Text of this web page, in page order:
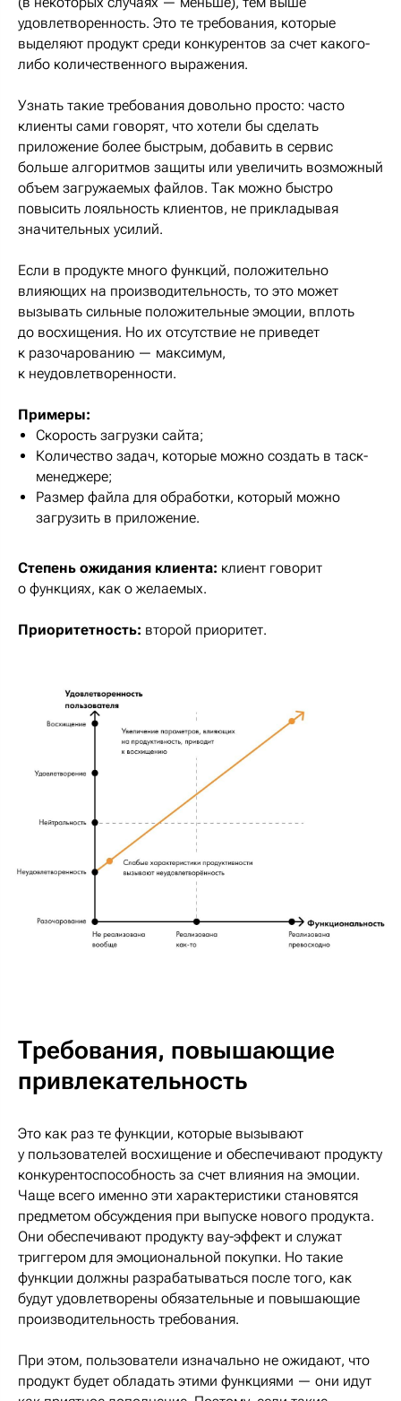
удовлетворенность. Это те требования, которые
выделяют продукт среди конкурентов за счет какого-
либо количественного выражения.
Узнать такие требования довольно просто: часто
клиенты сами говорят, что хотели бы сделать
приложение более быстрым, добавить в сервис
больше алгоритмов защиты или увеличить возможный
объем загружаемых файлов. Так можно быстро
повысить лояльность клиентов, не прикладывая
значительных усилий.
Если в продукте много функций, положительно
влияющих на производительность, то это может
вызывать сильные положительные эмоции, вплоть
до восхищения. Но их отсутствие не приведет
к разочарованию — максимум,
к неудовлетворенности.
Примеры:
Скорость загрузки сайта;
Количество задач, которые можно создать в таск-
менеджере;
Размер файла для обработки, который можно
загрузить в приложение.
Степень ожидания клиента: клиент говорит
о функциях, как о желаемых.
Приоритетность: второй приоритет.
Требования, повышающие
привлекательность
Это как раз те функции, которые вызывают
у пользователей восхищение и обеспечивают продукту
конкурентоспособность за счет влияния на эмоции.
Чаще всего именно эти характеристики становятся
предметом обсуждения при выпуске нового продукта.
Они обеспечивают продукту вау-эффект и служат
триггером для эмоциональной покупки. Но такие
функции должны разрабатываться после того, как
будут удовлетворены обязательные и повышающие
производительность требования.
При этом, пользователи изначально не ожидают, что
продукт будет обладать этими функциями — они идут